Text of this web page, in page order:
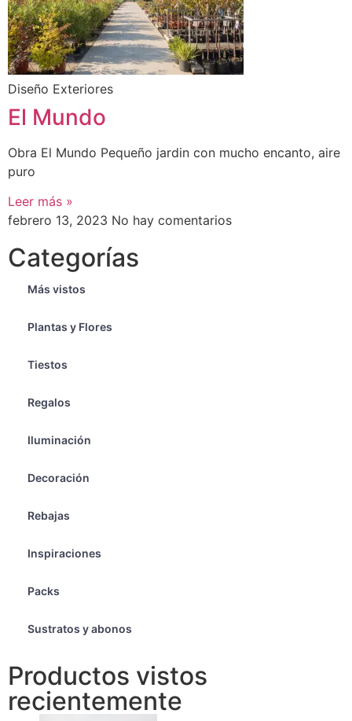
Diseño Exteriores
El Mundo
Obra El Mundo Pequeño jardin con mucho encanto, aire
puro
Leer más »
febrero 13, 2023 No hay comentarios
Categorías
Más vistos
Plantas y Flores
Tiestos
Regalos
Iluminación
Decoración
Rebajas
Inspiraciones
Packs
Sustratos y abonos
Productos vistos
recientemente